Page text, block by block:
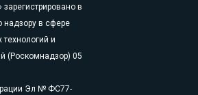
зарегистрировано в
в сфере
и
(Роскомнадзор) 05
Эл № ФС77-